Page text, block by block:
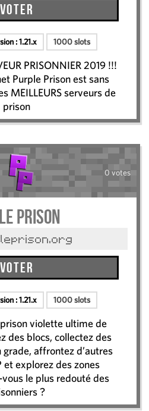
Voter
:1.21.x 1000 slots
PRISONNIER 2019 !!!
Purple Prison est sans
MEILLEURS serveurs de
prison
0 votes
Prison
Voter
:1.21.x 1000 slots
violette ultime de
des blocs, collectez des
affrontez d’autres
et explorez des zones
le plus redouté des
?